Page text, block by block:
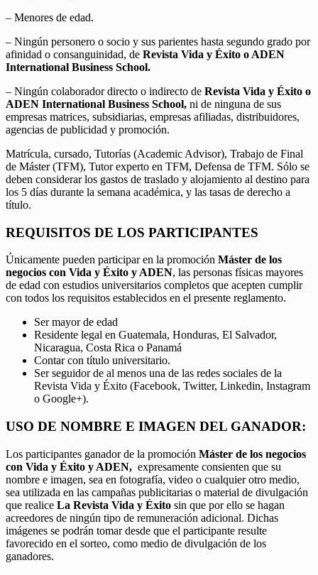
– Menores de edad.
– Ningún personero o socio y sus parientes hasta segundo grado por
afinidad o consanguinidad, de Revista Vida y Éxito o ADEN
International Business School.
– Ningún colaborador directo o indirecto de Revista Vida y Éxito o
ADEN International Business School, ni de ninguna de sus
empresas matrices, subsidiarias, empresas afiliadas, distribuidores,
agencias de publicidad y promoción.
Matrícula, cursado, Tutorías (Academic Advisor), Trabajo de Final
de Máster (TFM), Tutor experto en TFM, Defensa de TFM. Sólo se
deben considerar los gastos de traslado y alojamiento al destino para
los 5 días durante la semana académica, y las tasas de derecho a
título.
REQUISITOS DE LOS PARTICIPANTES
Únicamente pueden participar en la promoción Máster de los
negocios con Vida y Éxito y ADEN, las personas físicas mayores
de edad con estudios universitarios completos que acepten cumplir
con todos los requisitos establecidos en el presente reglamento.
Ser mayor de edad
Residente legal en Guatemala, Honduras, El Salvador,
Nicaragua, Costa Rica o Panamá
Contar con título universitario.
Ser seguidor de al menos una de las redes sociales de la
Revista Vida y Éxito (Facebook, Twitter, Linkedin, Instagram
o Google+).
USO DE NOMBRE E IMAGEN DEL GANADOR:
Los participantes ganador de la promoción Máster de los negocios
con Vida y Éxito y ADEN, expresamente consienten que su
nombre e imagen, sea en fotografía, video o cualquier otro medio,
sea utilizada en las campañas publicitarias o material de divulgación
que realice La Revista Vida y Éxito sin que por ello se hagan
acreedores de ningún tipo de remuneración adicional. Dichas
imágenes se podrán tomar desde que el participante resulte
favorecido en el sorteo, como medio de divulgación de los
ganadores.